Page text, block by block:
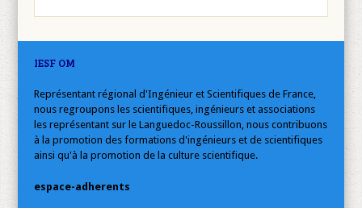
IESF OM
Représentant régional d'Ingénieur et Scientifiques de France,
nous regroupons les scientifiques, ingénieurs et associations
les représentant sur le Languedoc-Roussillon, nous contribuons
à la promotion des formations d'ingénieurs et de scientifiques
ainsi qu'à la promotion de la culture scientifique.
espace-adherents